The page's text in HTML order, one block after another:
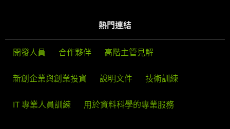
熱門連結
開發人員 合作夥伴 高階主管見解
新創企業與創業投資 說明文件 技術訓練
IT 專業人員訓練 用於資料科學的專業服務